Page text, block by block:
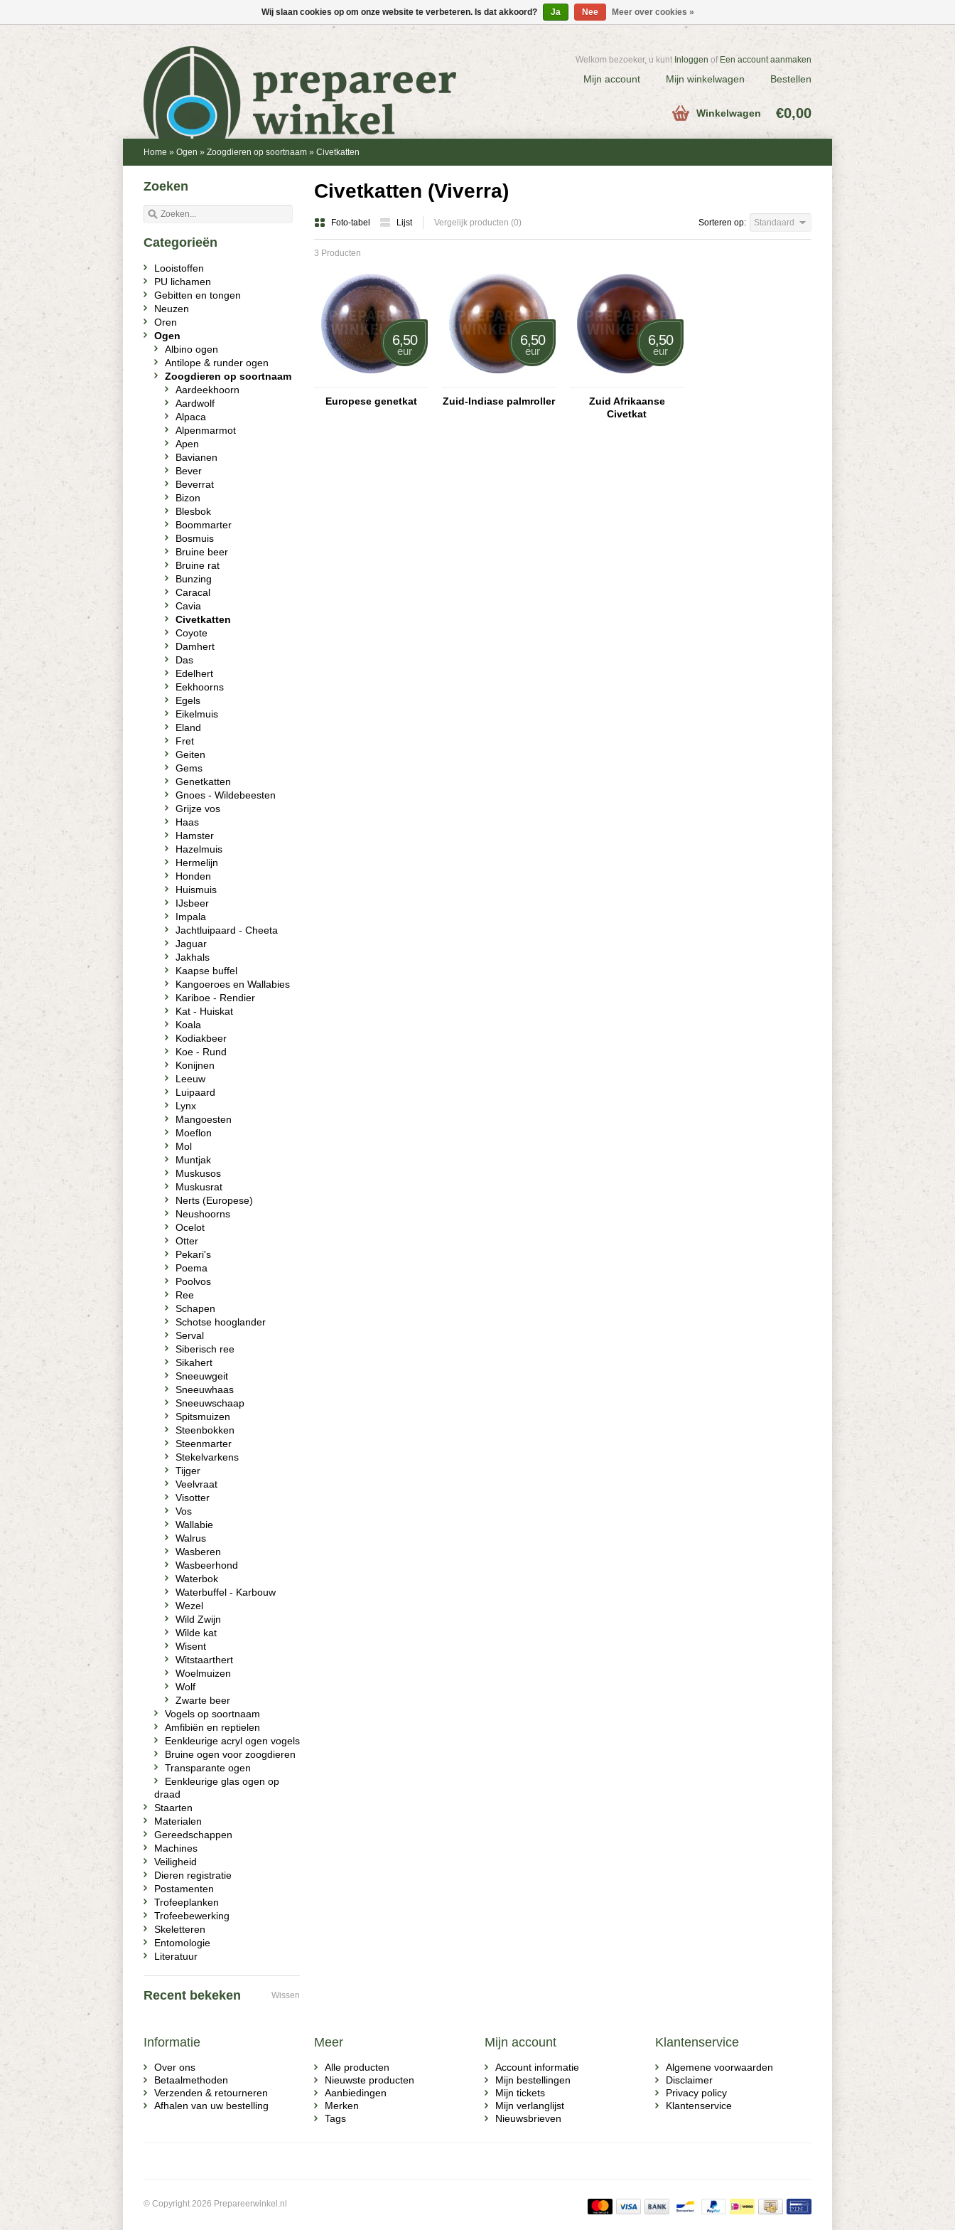
Welkom bezoeker, u kunt Inloggen of Een account aanmaken
Mijn account Mijn winkelwagen Bestellen
Winkelwagen €0,00
Home » Ogen » Zoogdieren op soortnaam » Civetkatten
Civetkatten (Viverra)
Foto-tabel Lijst Vergelijk producten (0) Sorteren op: Standaard
3 Producten
6,50
eur
Europese genetkat
6,50
eur
Zuid-Indiase palmroller
6,50
eur
Zuid Afrikaanse
Civetkat
Zoeken
Categorieën
Looistoffen
PU lichamen
Gebitten en tongen
Neuzen
Oren
Ogen
Albino ogen
Antilope & runder ogen
Zoogdieren op soortnaam
Aardeekhoorn
Aardwolf
Alpaca
Alpenmarmot
Apen
Bavianen
Bever
Beverrat
Bizon
Blesbok
Boommarter
Bosmuis
Bruine beer
Bruine rat
Bunzing
Caracal
Cavia
Civetkatten
Coyote
Damhert
Das
Edelhert
Eekhoorns
Egels
Eikelmuis
Eland
Fret
Geiten
Gems
Genetkatten
Gnoes - Wildebeesten
Grijze vos
Haas
Hamster
Hazelmuis
Hermelijn
Honden
Huismuis
IJsbeer
Impala
Jachtluipaard - Cheeta
Jaguar
Jakhals
Kaapse buffel
Kangoeroes en Wallabies
Kariboe - Rendier
Kat - Huiskat
Koala
Kodiakbeer
Koe - Rund
Konijnen
Leeuw
Luipaard
Lynx
Mangoesten
Moeflon
Mol
Muntjak
Muskusos
Muskusrat
Nerts (Europese)
Neushoorns
Ocelot
Otter
Pekari's
Poema
Poolvos
Ree
Schapen
Schotse hooglander
Serval
Siberisch ree
Sikahert
Sneeuwgeit
Sneeuwhaas
Sneeuwschaap
Spitsmuizen
Steenbokken
Steenmarter
Stekelvarkens
Tijger
Veelvraat
Visotter
Vos
Wallabie
Walrus
Wasberen
Wasbeerhond
Waterbok
Waterbuffel - Karbouw
Wezel
Wild Zwijn
Wilde kat
Wisent
Witstaarthert
Woelmuizen
Wolf
Zwarte beer
Vogels op soortnaam
Amfibiën en reptielen
Eenkleurige acryl ogen vogels
Bruine ogen voor zoogdieren
Transparante ogen
Eenkleurige glas ogen op
draad
Staarten
Materialen
Gereedschappen
Machines
Veiligheid
Dieren registratie
Postamenten
Trofeeplanken
Trofeebewerking
Skeletteren
Entomologie
Literatuur
Recent bekeken Wissen
Informatie
Over ons
Betaalmethoden
Verzenden & retourneren
Afhalen van uw bestelling
Meer
Alle producten
Nieuwste producten
Aanbiedingen
Merken
Tags
Mijn account
Account informatie
Mijn bestellingen
Mijn tickets
Mijn verlanglijst
Nieuwsbrieven
Klantenservice
Algemene voorwaarden
Disclaimer
Privacy policy
Klantenservice
© Copyright 2026 Prepareerwinkel.nl
Wij slaan cookies op om onze website te verbeteren. Is dat akkoord? Ja Nee Meer over cookies »